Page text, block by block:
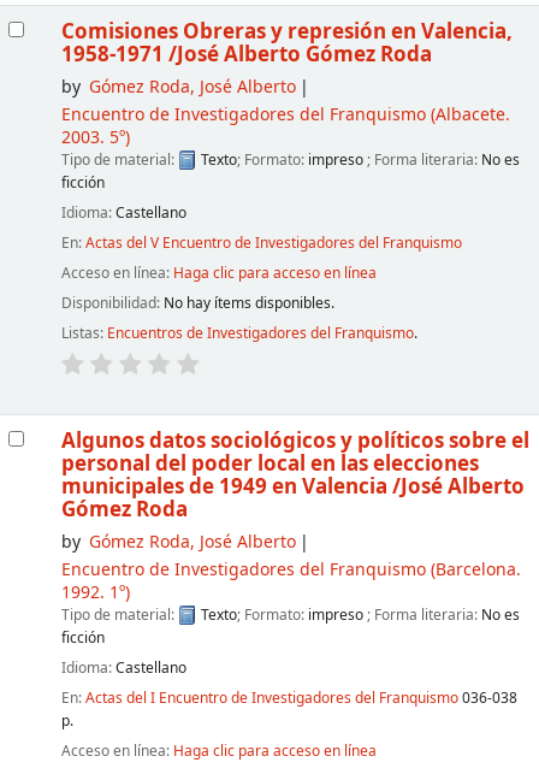
Comisiones Obreras y represión en Valencia,
1958-1971 /José Alberto Gómez Roda
by Gómez Roda, José Alberto
Encuentro de Investigadores del Franquismo(Albacete.
2003. 5º)
Tipo de material: Texto; Formato: impreso ; Forma literaria: No es
ficción
Idioma:Castellano
En:Actas del V Encuentro de Investigadores del Franquismo
Acceso en línea: Haga clic para acceso en línea
Disponibilidad: No hay ítems disponibles.
Listas: Encuentros de Investigadores del Franquismo.
Algunos datos sociológicos y políticos sobre el
personal del poder local en las elecciones
municipales de 1949 en Valencia /José Alberto
Gómez Roda
by Gómez Roda, José Alberto
Encuentro de Investigadores del Franquismo(Barcelona.
1992. 1º)
Tipo de material: Texto; Formato: impreso ; Forma literaria: No es
ficción
Idioma:Castellano
En:Actas del I Encuentro de Investigadores del Franquismo036-038
p.
Acceso en línea: Haga clic para acceso en línea